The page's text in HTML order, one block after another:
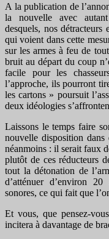
A la publication de
la nouvelle avec autant
desquels, nos détracteurs
qui voient dans cette
sur les armes à feu de
bruit au départ du coup
facile pour les
l’approche, ils pourront
les cartons » poursuit
deux idéologies
Laissons le temps faire
nouvelle disposition dans
néanmoins : il serait faux
plutôt de ces réducteurs
tout la détonation de
d’atténuer d’environ
sonores, ce qui fait que
Et vous, que pensez-
incitera à davantage de